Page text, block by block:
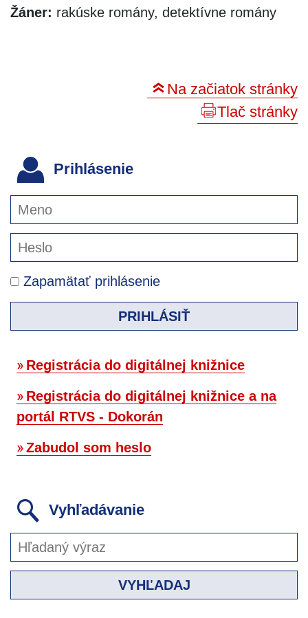
Žáner: rakúske romány, detektívne romány
Na začiatok stránky
Tlač stránky
Prihlásenie
Zapamätať prihlásenie
PRIHLÁSIŤ
Registrácia do digitálnej knižnice
Registrácia do digitálnej knižnice a na
portál RTVS - Dokorán
Zabudol som heslo
Vyhľadávanie
VYHĽADAJ